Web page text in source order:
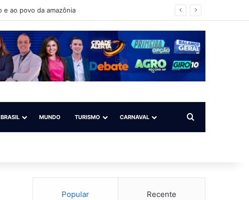
e ao povo da amazônia
BRASIL MUNDO TURISMO CARNAVAL Procurar por
Popular Recente